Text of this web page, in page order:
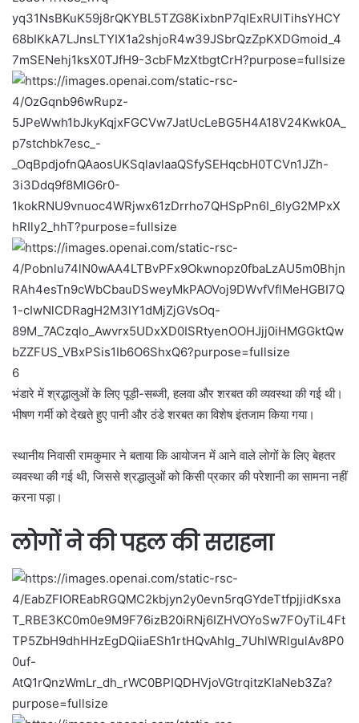
6
भंडारे में श्रद्धालुओं के लिए पूड़ी-सब्जी, हलवा और शरबत की व्यवस्था की गई थी।
भीषण गर्मी को देखते हुए पानी और ठंडे शरबत का विशेष इंतजाम किया गया।
स्थानीय निवासी रामकुमार ने बताया कि आयोजन में आने वाले लोगों के लिए बेहतर
व्यवस्था की गई थी, जिससे श्रद्धालुओं को किसी प्रकार की परेशानी का सामना नहीं
करना पड़ा।
लोगों ने की पहल की सराहना